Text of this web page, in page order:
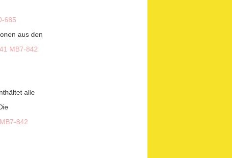
685
aus den
MB7-842
alle
MB7-842